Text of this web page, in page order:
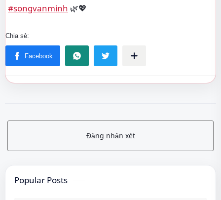
#songvanminh 🌿💖
Đăng nhận xét
Popular Posts